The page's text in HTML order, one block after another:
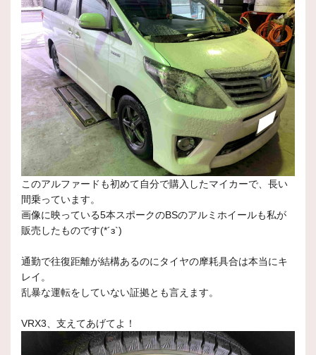
このアルファードも初めて自分で購入したマイカーで、長い
間乗っています。
画像に映っている5本スポークのBSのアルミホイールも私が
販売したものです(*´з`)
通勤で往復距離が結構あるのにタイヤの摩耗具合は本当にキ
レイ。
乱暴な運転をしていない証拠とも言えます。
VRX3、支えてあげてよ！